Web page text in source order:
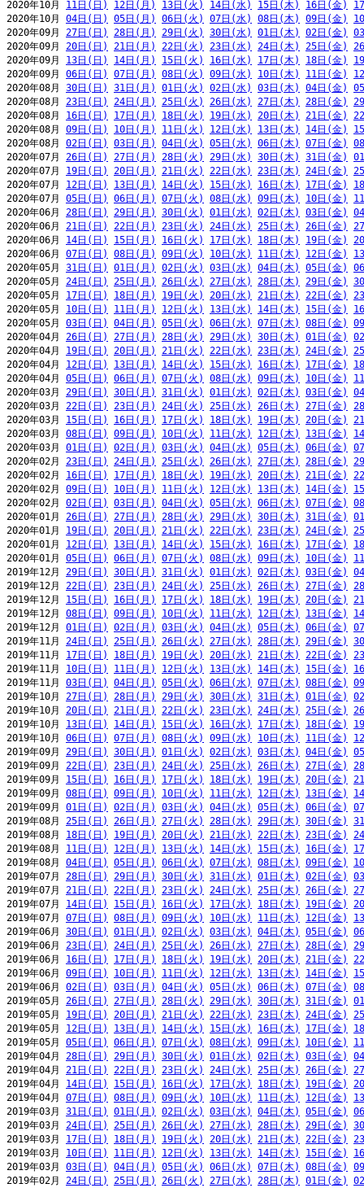
2020年10月 11日(日) 12日(月) 13日(火) 14日(水) 15日(木) 16日(金)
2020年10月 04日(日) 05日(月) 06日(火) 07日(水) 08日(木) 09日(金)
2020年09月 27日(日) 28日(月) 29日(火) 30日(水) 01日(木) 02日(金)
2020年09月 20日(日) 21日(月) 22日(火) 23日(水) 24日(木) 25日(金)
2020年09月 13日(日) 14日(月) 15日(火) 16日(水) 17日(木) 18日(金)
2020年09月 06日(日) 07日(月) 08日(火) 09日(水) 10日(木) 11日(金)
2020年08月 30日(日) 31日(月) 01日(火) 02日(水) 03日(木) 04日(金)
2020年08月 23日(日) 24日(月) 25日(火) 26日(水) 27日(木) 28日(金)
2020年08月 16日(日) 17日(月) 18日(火) 19日(水) 20日(木) 21日(金)
2020年08月 09日(日) 10日(月) 11日(火) 12日(水) 13日(木) 14日(金)
2020年08月 02日(日) 03日(月) 04日(火) 05日(水) 06日(木) 07日(金)
2020年07月 26日(日) 27日(月) 28日(火) 29日(水) 30日(木) 31日(金)
2020年07月 19日(日) 20日(月) 21日(火) 22日(水) 23日(木) 24日(金)
2020年07月 12日(日) 13日(月) 14日(火) 15日(水) 16日(木) 17日(金)
2020年07月 05日(日) 06日(月) 07日(火) 08日(水) 09日(木) 10日(金)
2020年06月 28日(日) 29日(月) 30日(火) 01日(水) 02日(木) 03日(金)
2020年06月 21日(日) 22日(月) 23日(火) 24日(水) 25日(木) 26日(金)
2020年06月 14日(日) 15日(月) 16日(火) 17日(水) 18日(木) 19日(金)
2020年06月 07日(日) 08日(月) 09日(火) 10日(水) 11日(木) 12日(金)
2020年05月 31日(日) 01日(月) 02日(火) 03日(水) 04日(木) 05日(金)
2020年05月 24日(日) 25日(月) 26日(火) 27日(水) 28日(木) 29日(金)
2020年05月 17日(日) 18日(月) 19日(火) 20日(水) 21日(木) 22日(金)
2020年05月 10日(日) 11日(月) 12日(火) 13日(水) 14日(木) 15日(金)
2020年05月 03日(日) 04日(月) 05日(火) 06日(水) 07日(木) 08日(金)
2020年04月 26日(日) 27日(月) 28日(火) 29日(水) 30日(木) 01日(金)
2020年04月 19日(日) 20日(月) 21日(火) 22日(水) 23日(木) 24日(金)
2020年04月 12日(日) 13日(月) 14日(火) 15日(水) 16日(木) 17日(金)
2020年04月 05日(日) 06日(月) 07日(火) 08日(水) 09日(木) 10日(金)
2020年03月 29日(日) 30日(月) 31日(火) 01日(水) 02日(木) 03日(金)
2020年03月 22日(日) 23日(月) 24日(火) 25日(水) 26日(木) 27日(金)
2020年03月 15日(日) 16日(月) 17日(火) 18日(水) 19日(木) 20日(金)
2020年03月 08日(日) 09日(月) 10日(火) 11日(水) 12日(木) 13日(金)
2020年03月 01日(日) 02日(月) 03日(火) 04日(水) 05日(木) 06日(金)
2020年02月 23日(日) 24日(月) 25日(火) 26日(水) 27日(木) 28日(金)
2020年02月 16日(日) 17日(月) 18日(火) 19日(水) 20日(木) 21日(金)
2020年02月 09日(日) 10日(月) 11日(火) 12日(水) 13日(木) 14日(金)
2020年02月 02日(日) 03日(月) 04日(火) 05日(水) 06日(木) 07日(金)
2020年01月 26日(日) 27日(月) 28日(火) 29日(水) 30日(木) 31日(金)
2020年01月 19日(日) 20日(月) 21日(火) 22日(水) 23日(木) 24日(金)
2020年01月 12日(日) 13日(月) 14日(火) 15日(水) 16日(木) 17日(金)
2020年01月 05日(日) 06日(月) 07日(火) 08日(水) 09日(木) 10日(金)
2019年12月 29日(日) 30日(月) 31日(火) 01日(水) 02日(木) 03日(金)
2019年12月 22日(日) 23日(月) 24日(火) 25日(水) 26日(木) 27日(金)
2019年12月 15日(日) 16日(月) 17日(火) 18日(水) 19日(木) 20日(金)
2019年12月 08日(日) 09日(月) 10日(火) 11日(水) 12日(木) 13日(金)
2019年12月 01日(日) 02日(月) 03日(火) 04日(水) 05日(木) 06日(金)
2019年11月 24日(日) 25日(月) 26日(火) 27日(水) 28日(木) 29日(金)
2019年11月 17日(日) 18日(月) 19日(火) 20日(水) 21日(木) 22日(金)
2019年11月 10日(日) 11日(月) 12日(火) 13日(水) 14日(木) 15日(金)
2019年11月 03日(日) 04日(月) 05日(火) 06日(水) 07日(木) 08日(金)
2019年10月 27日(日) 28日(月) 29日(火) 30日(水) 31日(木) 01日(金)
2019年10月 20日(日) 21日(月) 22日(火) 23日(水) 24日(木) 25日(金)
2019年10月 13日(日) 14日(月) 15日(火) 16日(水) 17日(木) 18日(金)
2019年10月 06日(日) 07日(月) 08日(火) 09日(水) 10日(木) 11日(金)
2019年09月 29日(日) 30日(月) 01日(火) 02日(水) 03日(木) 04日(金)
2019年09月 22日(日) 23日(月) 24日(火) 25日(水) 26日(木) 27日(金)
2019年09月 15日(日) 16日(月) 17日(火) 18日(水) 19日(木) 20日(金)
2019年09月 08日(日) 09日(月) 10日(火) 11日(水) 12日(木) 13日(金)
2019年09月 01日(日) 02日(月) 03日(火) 04日(水) 05日(木) 06日(金)
2019年08月 25日(日) 26日(月) 27日(火) 28日(水) 29日(木) 30日(金)
2019年08月 18日(日) 19日(月) 20日(火) 21日(水) 22日(木) 23日(金)
2019年08月 11日(日) 12日(月) 13日(火) 14日(水) 15日(木) 16日(金)
2019年08月 04日(日) 05日(月) 06日(火) 07日(水) 08日(木) 09日(金)
2019年07月 28日(日) 29日(月) 30日(火) 31日(水) 01日(木) 02日(金)
2019年07月 21日(日) 22日(月) 23日(火) 24日(水) 25日(木) 26日(金)
2019年07月 14日(日) 15日(月) 16日(火) 17日(水) 18日(木) 19日(金)
2019年07月 07日(日) 08日(月) 09日(火) 10日(水) 11日(木) 12日(金)
2019年06月 30日(日) 01日(月) 02日(火) 03日(水) 04日(木) 05日(金)
2019年06月 23日(日) 24日(月) 25日(火) 26日(水) 27日(木) 28日(金)
2019年06月 16日(日) 17日(月) 18日(火) 19日(水) 20日(木) 21日(金)
2019年06月 09日(日) 10日(月) 11日(火) 12日(水) 13日(木) 14日(金)
2019年06月 02日(日) 03日(月) 04日(火) 05日(水) 06日(木) 07日(金)
2019年05月 26日(日) 27日(月) 28日(火) 29日(水) 30日(木) 31日(金)
2019年05月 19日(日) 20日(月) 21日(火) 22日(水) 23日(木) 24日(金)
2019年05月 12日(日) 13日(月) 14日(火) 15日(水) 16日(木) 17日(金)
2019年05月 05日(日) 06日(月) 07日(火) 08日(水) 09日(木) 10日(金)
2019年04月 28日(日) 29日(月) 30日(火) 01日(水) 02日(木) 03日(金)
2019年04月 21日(日) 22日(月) 23日(火) 24日(水) 25日(木) 26日(金)
2019年04月 14日(日) 15日(月) 16日(火) 17日(水) 18日(木) 19日(金)
2019年04月 07日(日) 08日(月) 09日(火) 10日(水) 11日(木) 12日(金)
2019年03月 31日(日) 01日(月) 02日(火) 03日(水) 04日(木) 05日(金)
2019年03月 24日(日) 25日(月) 26日(火) 27日(水) 28日(木) 29日(金)
2019年03月 17日(日) 18日(月) 19日(火) 20日(水) 21日(木) 22日(金)
2019年03月 10日(日) 11日(月) 12日(火) 13日(水) 14日(木) 15日(金)
2019年03月 03日(日) 04日(月) 05日(火) 06日(水) 07日(木) 08日(金)
2019年02月 24日(日) 25日(月) 26日(火) 27日(水) 28日(木) 01日(金)